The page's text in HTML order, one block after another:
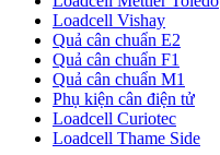
Loadcell Vishay
Quả cân chuẩn E2
Quả cân chuẩn F1
Quả cân chuẩn M1
Phụ kiện cân điện tử
Loadcell Curiotec
Loadcell Thame Side